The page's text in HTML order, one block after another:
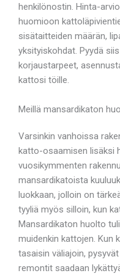
henkilönostin. Hinta-
huomioon
sisätaitteiden määrän,
yksityiskohdat. Pyydä
korjaustarpeet,
kattosi töille.
Meillä mansardikaton
Varsinkin vanhoissa
katto-osaamisen lisäksi
vuosikymmenten
mansardikatoista
luokkaan, jolloin on
tyyliä myös silloin, kun
Mansardikaton huolto
muidenkin kattojen. Kun
tasaisin väliajoin,
remontit saadaan